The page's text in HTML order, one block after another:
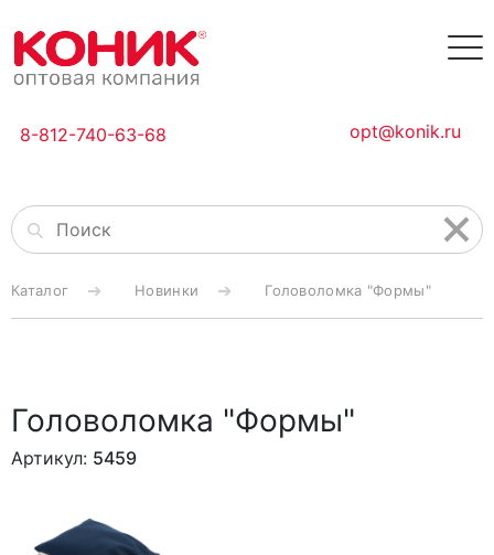
8-812-740-63-68 opt@konik.ru
Каталог Новинки Головоломка "Формы"
Головоломка "Формы"
Артикул: 5459